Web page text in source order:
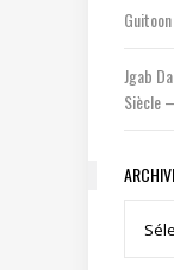
Guitoon
Jgab
Siècle